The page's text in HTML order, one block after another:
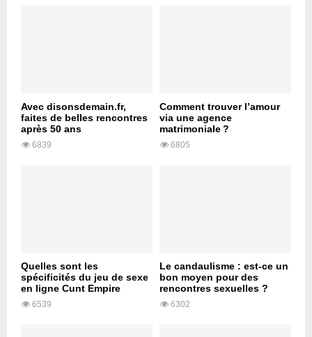
Avec disonsdemain.fr,
faites de belles rencontres
après 50 ans
6839
Comment trouver l’amour
via une agence
matrimoniale ?
6805
Quelles sont les
spécificités du jeu de sexe
en ligne Cunt Empire
6539
Le candaulisme : est-ce un
bon moyen pour des
rencontres sexuelles ?
6302